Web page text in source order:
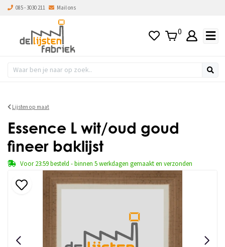
085 - 3030 211 Mail ons
0
Lijsten op maat
Essence L wit/oud goud
fineer baklijst
Voor 23:59 besteld - binnen 5 werkdagen gemaakt en verzonden